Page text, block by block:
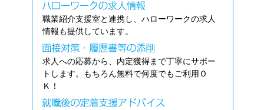
職業紹介支援室と連携し、ハローワークの求人
情報も提供しています。
求人への応募から、内定獲得まで丁寧にサポー
トします。もちろん無料で何度でもご利用Ｏ
Ｋ！